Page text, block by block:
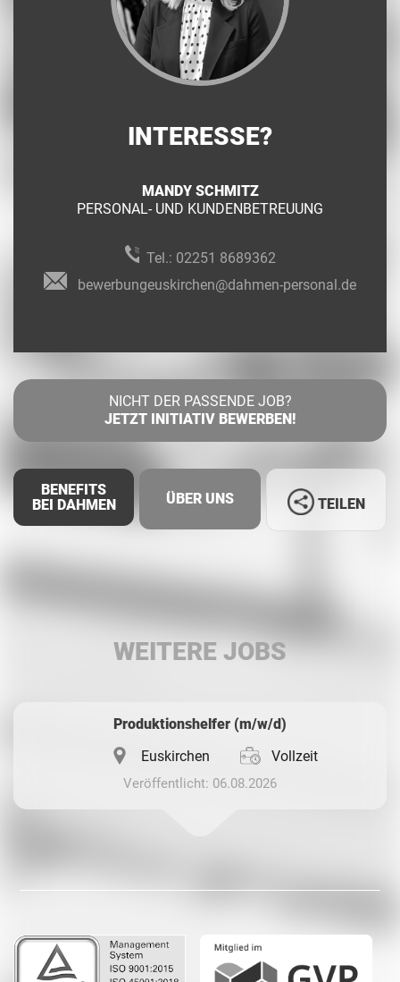
INTERESSE?
MANDY SCHMITZ
PERSONAL- UND KUNDENBETREUUNG
Tel.: 02251 8689362
bewerbungeuskirchen@dahmen-personal.de
NICHT DER PASSENDE JOB?
JETZT INITIATIV BEWERBEN!
BENEFITS
BEI DAHMEN
ÜBER UNS TEILEN
WEITERE JOBS
Produktionshelfer (m/w/d)
Euskirchen
Vollzeit
Veröffentlicht: 06.08.2026